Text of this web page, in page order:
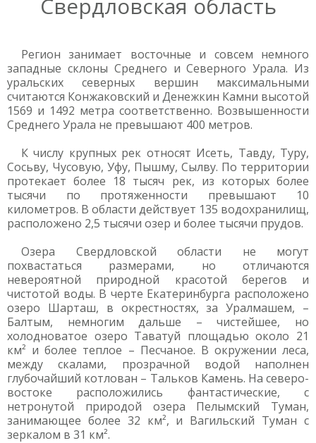
Свердловская область
Регион занимает восточные и совсем немного
западные склоны Среднего и Северного Урала. Из
уральских северных вершин максимальными
считаются Конжаковский и Денежкин Камни высотой
1569 и 1492 метра соответственно. Возвышенности
Среднего Урала не превышают 400 метров.
К числу крупных рек относят Исеть, Тавду, Туру,
Сосьву, Чусовую, Уфу, Пышму, Сылву. По территории
протекает более 18 тысяч рек, из которых более
тысячи по протяженности превышают 10
километров. В области действует 135 водохранилищ,
расположено 2,5 тысячи озер и более тысячи прудов.
Озера Свердловской области не могут
похвастаться размерами, но отличаются
невероятной природной красотой берегов и
чистотой воды. В черте Екатеринбурга расположено
озеро Шарташ, в окрестностях, за Уралмашем, –
Балтым, немногим дальше – чистейшее, но
холодноватое озеро Таватуй площадью около 21
км² и более теплое – Песчаное. В окружении леса,
между скалами, прозрачной водой наполнен
глубочайший котлован – Тальков Камень. На северо-
востоке расположились фантастические, с
нетронутой природой озера Пелымский Туман,
занимающее более 32 км², и Вагильский Туман с
зеркалом в 31 км².